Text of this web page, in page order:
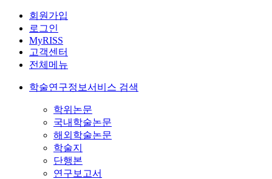
회원가입
로그인
MyRISS
고객센터
전체메뉴
학술연구정보서비스 검색
학위논문
국내학술논문
해외학술논문
학술지
단행본
연구보고서